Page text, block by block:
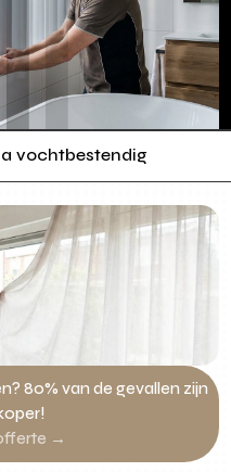
vochtbestendig
80% van de gevallen zijn
→